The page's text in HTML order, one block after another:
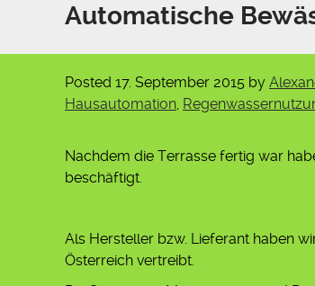
Automatische
Posted 17. September 2015 by
Hausautomation,
Nachdem die Terrasse fertig war
beschäftigt.
Als Hersteller bzw. Lieferant haben
Österreich vertreibt.